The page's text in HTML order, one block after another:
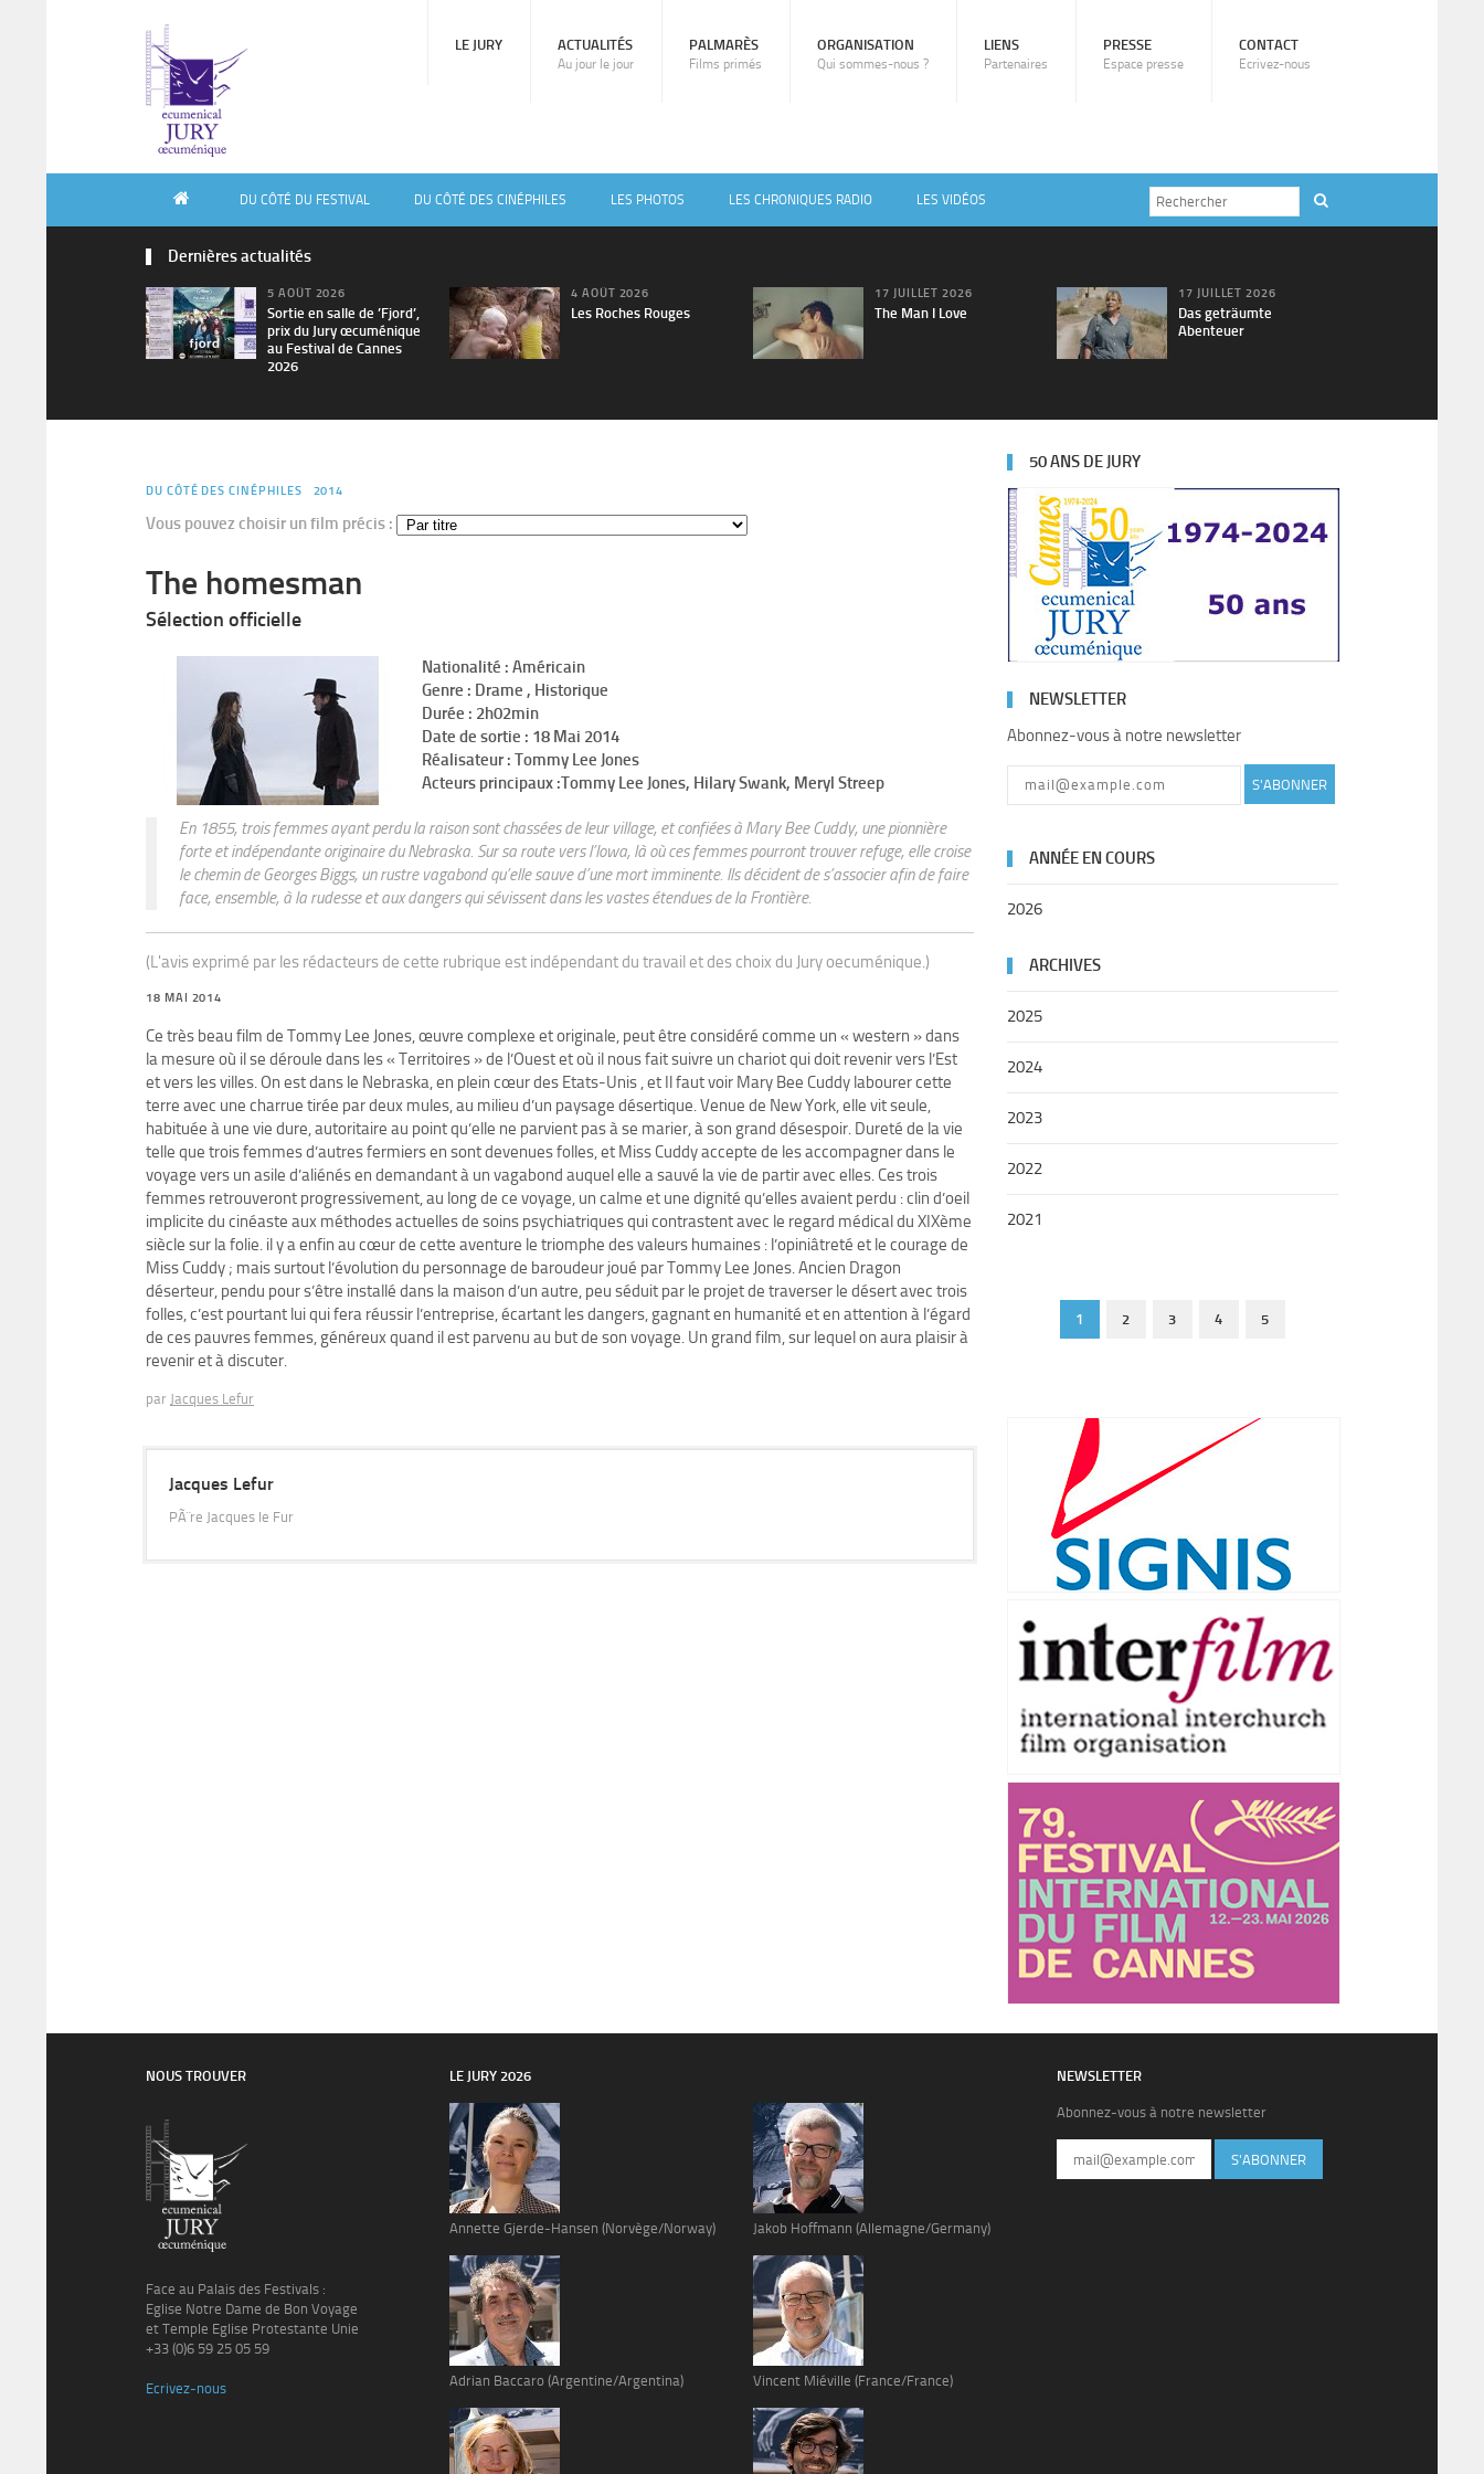
LE JURY ACTUALITÉS
Au jour le jour
PALMARÈS
Films primés
ORGANISATION
Qui sommes-nous ?
LIENS
Partenaires
PRESSE
Espace presse
CONTACT
Ecrivez-nous
DU CÔTÉ DU FESTIVAL DU CÔTÉ DES CINÉPHILES LES PHOTOS LES CHRONIQUES RADIO LES VIDÉOS
Dernières actualités
5 AOÛT 2026
Sortie en salle de ’Fjord’,
prix du Jury œcuménique
au Festival de Cannes
2026
4 AOÛT 2026
Les Roches Rouges
17 JUILLET 2026
The Man I Love
17 JUILLET 2026
Das geträumte
Abenteuer
DU CÔTÉ DES CINÉPHILES 2014
Vous pouvez choisir un film précis :
The homesman
Sélection officielle
Nationalité : Américain
Genre : Drame , Historique
Durée : 2h02min
Date de sortie : 18 Mai 2014
Réalisateur : Tommy Lee Jones
Acteurs principaux :Tommy Lee Jones, Hilary Swank, Meryl Streep
En 1855, trois femmes ayant perdu la raison sont chassées de leur village, et confiées à Mary Bee Cuddy, une pionnière
forte et indépendante originaire du Nebraska. Sur sa route vers l’Iowa, là où ces femmes pourront trouver refuge, elle croise
le chemin de Georges Biggs, un rustre vagabond qu’elle sauve d’une mort imminente. Ils décident de s’associer afin de faire
face, ensemble, à la rudesse et aux dangers qui sévissent dans les vastes étendues de la Frontière.
(L'avis exprimé par les rédacteurs de cette rubrique est indépendant du travail et des choix du Jury oecuménique.)
18 MAI 2014
Ce très beau film de Tommy Lee Jones, œuvre complexe et originale, peut être considéré comme un « western » dans
la mesure où il se déroule dans les « Territoires » de l’Ouest et où il nous fait suivre un chariot qui doit revenir vers l’Est
et vers les villes. On est dans le Nebraska, en plein cœur des Etats-Unis , et Il faut voir Mary Bee Cuddy labourer cette
terre avec une charrue tirée par deux mules, au milieu d’un paysage désertique. Venue de New York, elle vit seule,
habituée à une vie dure, autoritaire au point qu’elle ne parvient pas à se marier, à son grand désespoir. Dureté de la vie
telle que trois femmes d’autres fermiers en sont devenues folles, et Miss Cuddy accepte de les accompagner dans le
voyage vers un asile d’aliénés en demandant à un vagabond auquel elle a sauvé la vie de partir avec elles. Ces trois
femmes retrouveront progressivement, au long de ce voyage, un calme et une dignité qu’elles avaient perdu : clin d’oeil
implicite du cinéaste aux méthodes actuelles de soins psychiatriques qui contrastent avec le regard médical du XIXème
siècle sur la folie. il y a enfin au cœur de cette aventure le triomphe des valeurs humaines : l’opiniâtreté et le courage de
Miss Cuddy ; mais surtout l’évolution du personnage de baroudeur joué par Tommy Lee Jones. Ancien Dragon
déserteur, pendu pour s’être installé dans la maison d’un autre, peu séduit par le projet de traverser le désert avec trois
folles, c’est pourtant lui qui fera réussir l’entreprise, écartant les dangers, gagnant en humanité et en attention à l’égard
de ces pauvres femmes, généreux quand il est parvenu au but de son voyage. Un grand film, sur lequel on aura plaisir à
revenir et à discuter.
par Jacques Lefur
Jacques Lefur
PÃ¨re Jacques le Fur
50 ANS DE JURY
NEWSLETTER
Abonnez-vous à notre newsletter
S'ABONNER
ANNÉE EN COURS
2026
ARCHIVES
2025
2024
2023
2022
2021
1 2 3 4 5
NOUS TROUVER
Face au Palais des Festivals :
Eglise Notre Dame de Bon Voyage
et Temple Eglise Protestante Unie
+33 (0)6 59 25 05 59
Ecrivez-nous
LE JURY 2026
Annette Gjerde-Hansen (Norvège/Norway)
Adrian Baccaro (Argentine/Argentina)
Jakob Hoffmann (Allemagne/Germany)
Vincent Miéville (France/France)
NEWSLETTER
Abonnez-vous à notre newsletter
S'ABONNER